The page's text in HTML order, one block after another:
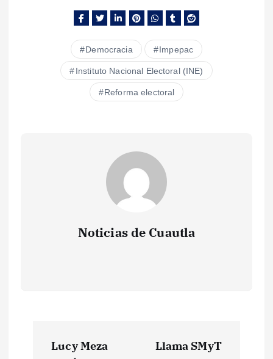
Democracia Impepac
Instituto Nacional Electoral (INE)
Reforma electoral
Noticias de Cuautla
Lucy Meza
Llama SMyT